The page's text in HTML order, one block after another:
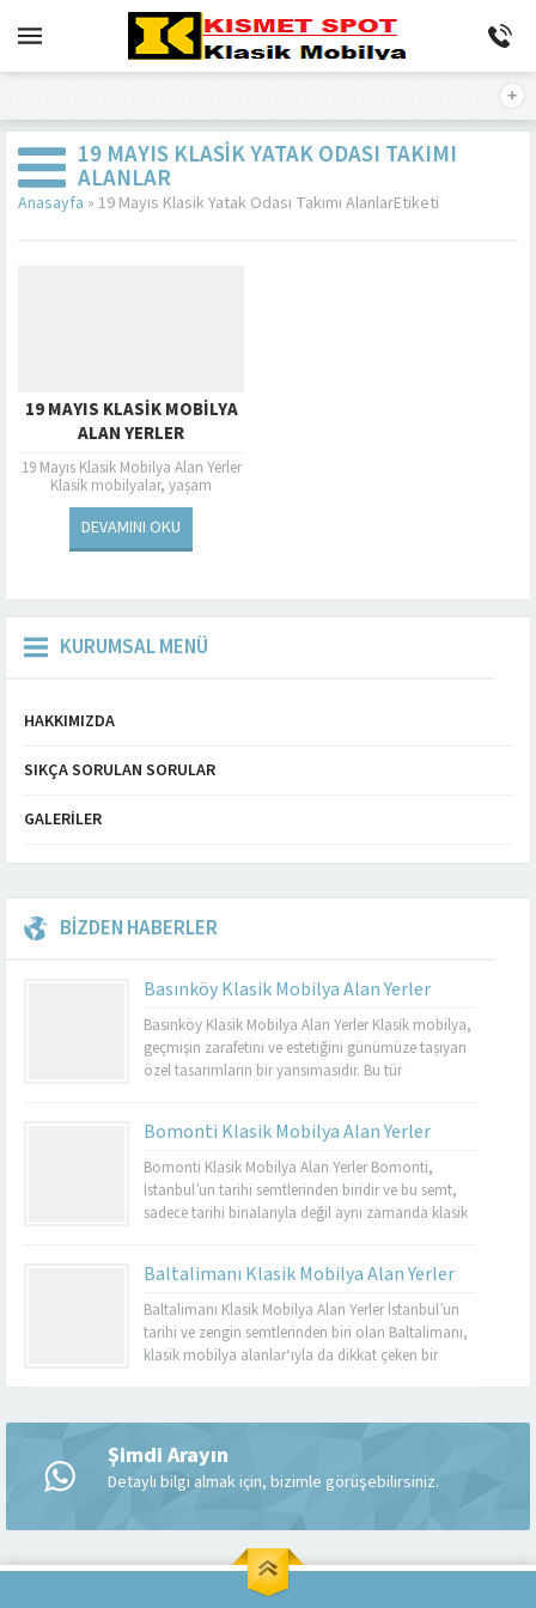
19 MAYIS KLASIK YATAK ODASI TAKIMI
ALANLAR
Anasayfa » 19 Mayıs Klasik Yatak Odası Takımı AlanlarEtiketi
19 MAYIS KLASIK MOBILYA
ALAN YERLER
19 Mayıs Klasik Mobilya Alan Yerler
Klasik mobilyalar, yaşam
alanlarınıza zarafet ve estetik bir
hava katan özel parçalardır. Ahşap
DEVAMINI OKU
KURUMSAL MENÜ
HAKKIMIZDA
SIKÇA SORULAN SORULAR
GALERILER
BİZDEN HABERLER
Basınköy Klasik Mobilya Alan Yerler
Basınköy Klasik Mobilya Alan Yerler Klasik mobilya,
geçmişin zarafetini ve estetiğini günümüze taşıyan
özel tasarımların bir yansımasıdır. Bu tür
mobilya alan yerler, bu tür özel parçaları
değerlendirmek isteyenler için mükemmel bir
seçenektir. Eğer siz de eski mobilyalarınızı satmayı...
Bomonti Klasik Mobilya Alan Yerler
Bomonti Klasik Mobilya Alan Yerler Bomonti,
İstanbul’un tarihi semtlerinden biridir ve bu semt,
sadece tarihi binalarıyla değil aynı zamanda klasik
bir semt olup, bu semtte klasik mobilyaları sevenler
için birçok seçenek sunmaktadır. Bomonti klasik
mobilya...
Baltalimanı Klasik Mobilya Alan Yerler
Baltalimanı Klasik Mobilya Alan Yerler İstanbul’un
tarihi ve zengin semtlerinden biri olan Baltalimanı,
klasik mobilya alanlar‘ıyla da dikkat çeken bir
mobilya ürünlerini bulabileceğiniz birçok
mağazaya ev sahipliği yapmaktadır. Bu makalede,
Baltalimanı klasik mobilya alan yerler hakkında...
Şimdi Arayın
Detaylı bilgi almak için, bizimle görüşebilirsiniz.
Cevap Yaz